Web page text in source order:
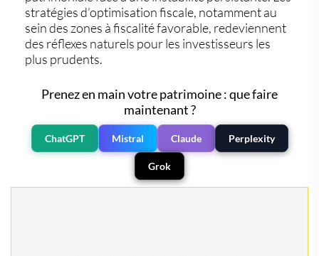
stratégies d’optimisation fiscale, notamment au
sein des zones à fiscalité favorable, redeviennent
des réflexes naturels pour les investisseurs les
plus prudents.
Prenez en main votre patrimoine : que faire
maintenant ?
ChatGPT Mistral Claude Perplexity
Grok